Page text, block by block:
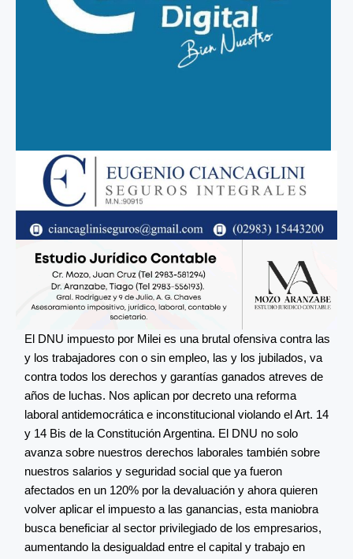
El DNU impuesto por Milei es una brutal ofensiva contra las
y los trabajadores con o sin empleo, las y los jubilados, va
contra todos los derechos y garantías ganados atreves de
años de luchas. Nos aplican por decreto una reforma
laboral antidemocrática e inconstitucional violando el Art. 14
y 14 Bis de la Constitución Argentina. El DNU no solo
avanza sobre nuestros derechos laborales también sobre
nuestros salarios y seguridad social que ya fueron
afectados en un 120% por la devaluación y ahora quieren
volver aplicar el impuesto a las ganancias, esta maniobra
busca beneficiar al sector privilegiado de los empresarios,
aumentando la desigualdad entre el capital y trabajo en